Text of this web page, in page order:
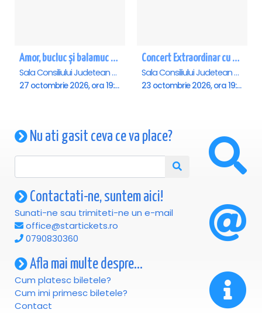
Amor, bucluc și balamuc - Buzau
Sala Consiliului Judetean Buzau, Buzau
27 octombrie 2026, ora 19:30
Concert Extraordinar cu tenorul Paul Celmare - Buzau
Sala Consiliului Judetean Buzau, Buzau
23 octombrie 2026, ora 19:00
Nu ati gasit ceva ce va place?
Contactati-ne, suntem aici!
Sunati-ne sau trimiteti-ne un e-mail
office@startickets.ro
0790830360
Afla mai multe despre...
Cum platesc biletele?
Cum imi primesc biletele?
Contact